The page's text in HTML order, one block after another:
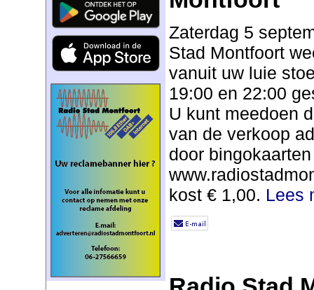
Zaterdag 5
Stad Montfoort
vanuit uw luie
19:00 en 22:00
U kunt meedoen
van de verkoop
door
kost € 1,00. Lees